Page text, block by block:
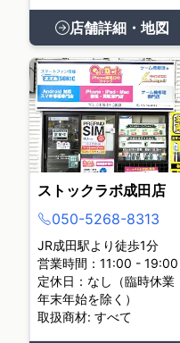
店舗詳細・地図
ストックラボ成田店
050-5268-8313
JR成田駅より徒歩1分
営業時間：11:00 - 19:00
定休日：なし（臨時休業
年末年始を除く）
取扱商材: すべて